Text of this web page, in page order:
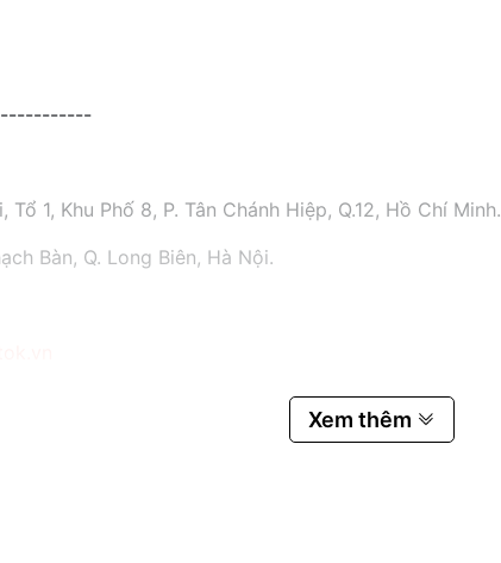
1, Khu Phố 8, P. Tân Chánh Hiệp, Q.12, Hồ Chí Minh.
Bàn, Q. Long Biên, Hà Nội.
Xem thêm